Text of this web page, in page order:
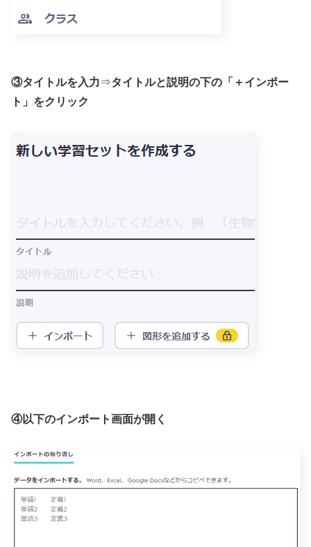
③タイトルを入力⇒タイトルと説明の下の「＋インポー
ト」をクリック
④以下のインポート画面が開く